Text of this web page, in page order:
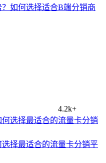
如何选择适合B端分销商
4.2k+
择最适合的流量卡分销平